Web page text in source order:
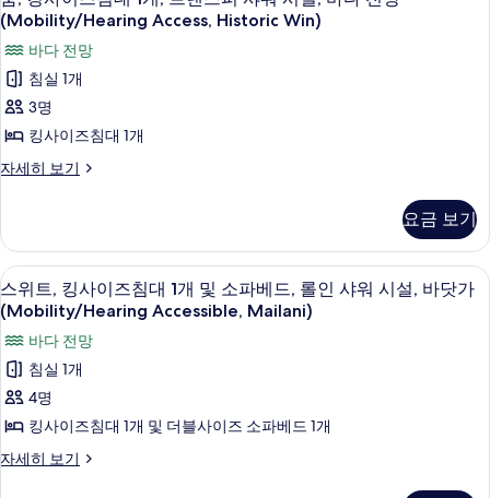
Accessible,
Historic)
사
진
모
두
Accessible,
자
세
히
보
기
샤
워
시
설,
리
조
트
망
(Mobility/Hearing
Accessible,
Historic)
사
진
모
두
보
1
개,
롤
인
샤
워
시
리
망
(Mobility/Hearing
Accessible,
Historic)
세
히
보
기
킹
사
이
즈
침
대
트
랜
스
퍼
샤
워
시
설,
바
(Mobility/Hearing Access, Historic Win)
바다 전망
침실 1개
3명
킹사이즈침대 1개
자세히 보기
룸,
즈
침
대
1
개,
트
랜
스
퍼
샤
시
요금 보기
스
위
트,
킹
사
이
즈
저자극성 침구, 오리/거위털 이불, 객실
8
스위트, 킹사이즈침대 1개 및 소파베드, 롤인 샤워 시설, 바닷가
(Mobility/Hearing Accessible, Mailani)
바다 전망
침실 1개
4명
킹사이즈침대 1개 및 더블사이즈 소파베드 1개
자세히 보기
스